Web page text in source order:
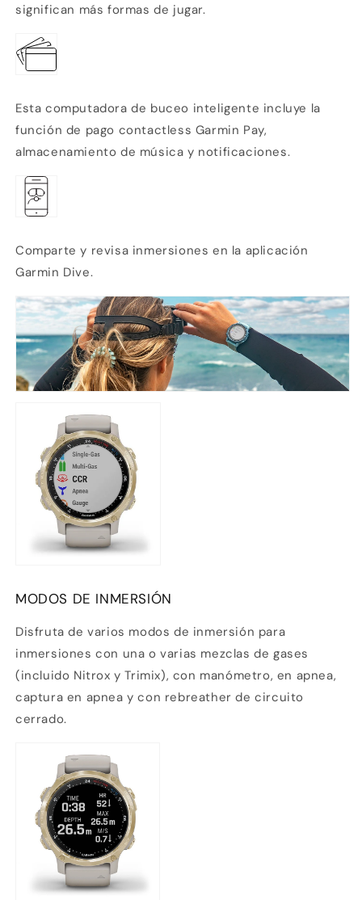
significan más formas de jugar.
Esta computadora de buceo inteligente incluye la
función de pago contactless Garmin Pay,
almacenamiento de música y notificaciones.
Comparte y revisa inmersiones en la aplicación
Garmin Dive.
MODOS DE INMERSIÓN
Disfruta de varios modos de inmersión para
inmersiones con una o varias mezclas de gases
(incluido Nitrox y Trimix), con manómetro, en apnea,
captura en apnea y con rebreather de circuito
cerrado.